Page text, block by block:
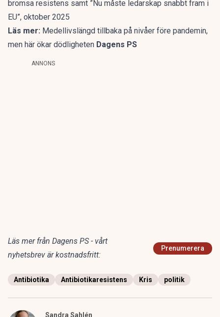
bromsa resistens samt ”Nu måste ledarskap snabbt fram i
EU”, oktober 2025
Läs mer: Medellivslängd tillbaka på nivåer före pandemin,
men här ökar dödligheten Dagens PS
ANNONS
Läs mer från Dagens PS - vårt
nyhetsbrev är kostnadsfritt:
Prenumerera
Antibiotika Antibiotikaresistens Kris politik
Sandra Sahlén